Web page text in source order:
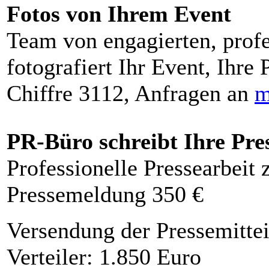
Fotos von Ihrem Event
Team von engagierten,
fotografiert Ihr Event, Ihre
Chiffre 3112, Anfragen an
PR-Büro schreibt Ihre
Professionelle Pressearbeit
Pressemeldung 350 €
Versendung der
Verteiler: 1.850 Euro